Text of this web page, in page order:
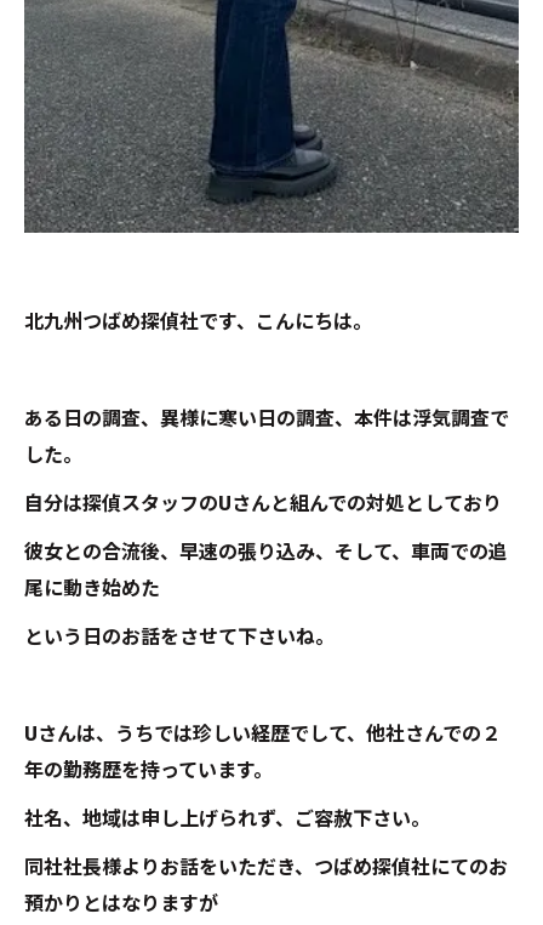
北九州つばめ探偵社です、こんにちは。
ある日の調査、異様に寒い日の調査、本件は浮気調査で
した。
自分は探偵スタッフのUさんと組んでの対処としており
彼女との合流後、早速の張り込み、そして、車両での追
尾に動き始めた
という日のお話をさせて下さいね。
Uさんは、うちでは珍しい経歴でして、他社さんでの２
年の勤務歴を持っています。
社名、地域は申し上げられず、ご容赦下さい。
同社社長様よりお話をいただき、つばめ探偵社にてのお
預かりとはなりますが